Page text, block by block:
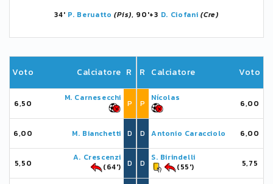
34' P. Beruatto (Pis), 90'+3 D. Ciofani (Cre)
Voto Calciatore R
6,50
M. Carnesecchi
P
6,00 M. Bianchetti D
5,50
A. Crescenzi
(64')
D
R Calciatore Voto
P
Nícolas
6,00
D Antonio Caracciolo 6,00
D
S. Birindelli
(55')
5,75